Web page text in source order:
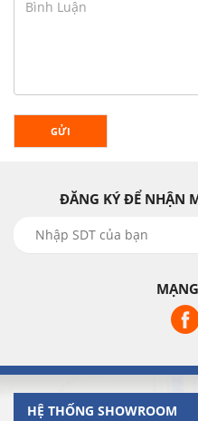
GỬI
ĐĂNG KÝ ĐỂ NHẬN
HỆ THỐNG SHOWROOM